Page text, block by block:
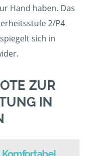
Hand haben. Das
2/P4
sich in
ZUR
IN